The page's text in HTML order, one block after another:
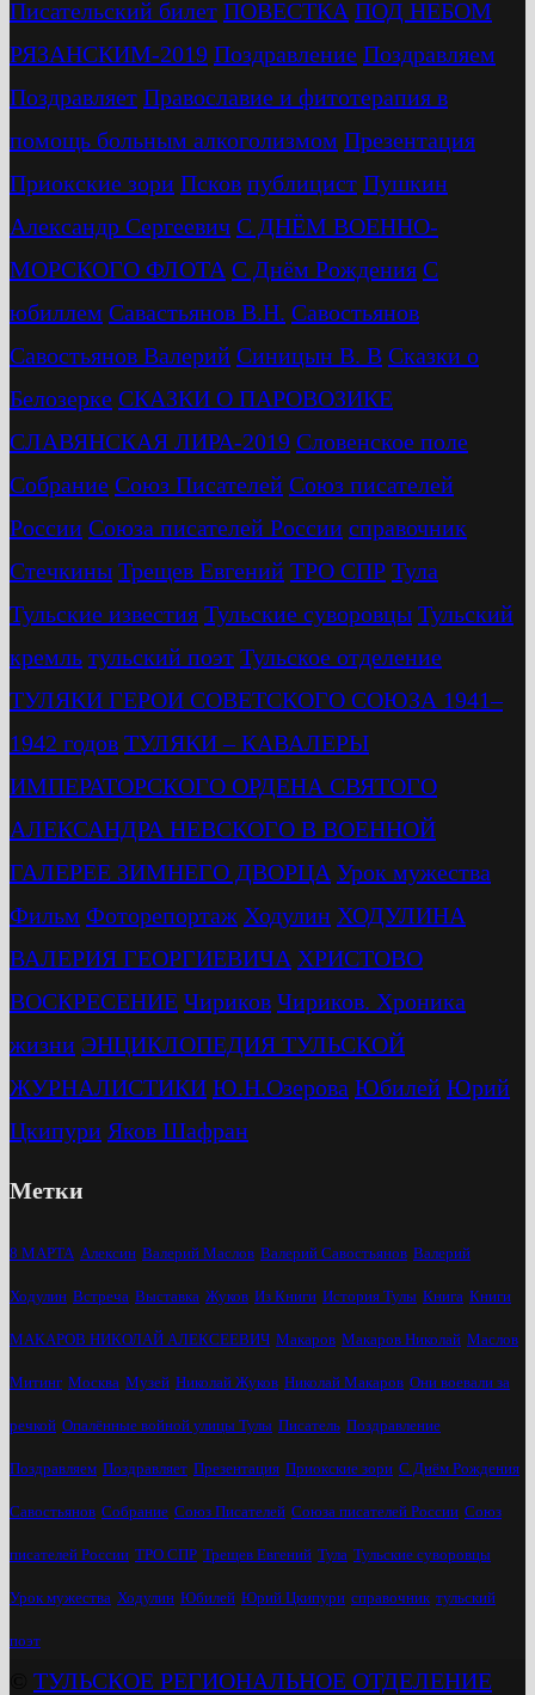
Писательский билет ПОВЕСТКА ПОД НЕБОМ
РЯЗАНСКИМ-2019 Поздравление Поздравляем
Поздравляет Православие и фитотерапия в
помощь больным алкоголизмом Презентация
Приокские зори Псков публицист Пушкин
Александр Сергеевич С ДНЁМ ВОЕННО-
МОРСКОГО ФЛОТА С Днём Рождения С
юбиллем Савастьянов В.Н. Савостьянов
Савостьянов Валерий Синицын В. В Сказки о
Белозерке СКАЗКИ О ПАРОВОЗИКЕ
СЛАВЯНСКАЯ ЛИРА-2019 Словенское поле
Собрание Союз Писателей Союз писателей
России Союза писателей России справочник
Стечкины Трещев Евгений ТРО СПР Тула
Тульские известия Тульские суворовцы Тульский
кремль тульский поэт Тульское отделение
ТУЛЯКИ ГЕРОИ СОВЕТСКОГО СОЮЗА 1941–
1942 годов ТУЛЯКИ – КАВАЛЕРЫ
ИМПЕРАТОРСКОГО ОРДЕНА СВЯТОГО
АЛЕКСАНДРА НЕВСКОГО В ВОЕННОЙ
ГАЛЕРЕЕ ЗИМНЕГО ДВОРЦА Урок мужества
Фильм Фоторепортаж Ходулин ХОДУЛИНА
ВАЛЕРИЯ ГЕОРГИЕВИЧА ХРИСТОВО
ВОСКРЕСЕНИЕ Чириков Чириков. Хроника
жизни ЭНЦИКЛОПЕДИЯ ТУЛЬСКОЙ
ЖУРНАЛИСТИКИ Ю.Н.Озерова Юбилей Юрий
Цкипури Яков Шафран
Метки
8 МАРТА Алексин Валерий Маслов Валерий Савостьянов Валерий
Ходулин Встреча Выставка Жуков Из Книги История Тулы Книга Книги
МАКАРОВ НИКОЛАЙ АЛЕКСЕЕВИЧ Макаров Макаров Николай Маслов
Митинг Москва Музей Николай Жуков Николай Макаров Они воевали за
речкой Опалённые войной улицы Тулы Писатель Поздравление
Поздравляем Поздравляет Презентация Приокские зори С Днём Рождения
Савостьянов Собрание Союз Писателей Союза писателей России Союз
писателей России ТРО СПР Трещев Евгений Тула Тульские суворовцы
Урок мужества Ходулин Юбилей Юрий Цкипури справочник тульский
поэт
ТУЛЬСКОЕ РЕГИОНАЛЬНОЕ ОТДЕЛЕНИЕ